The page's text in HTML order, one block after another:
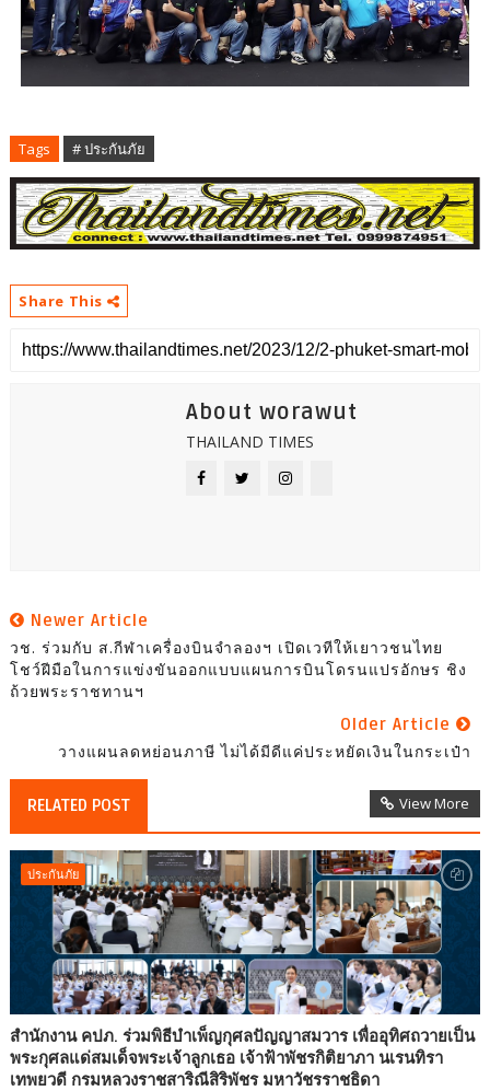
Tags # ประกันภัย
Share This
About worawut
THAILAND TIMES
Newer Article
วช. ร่วมกับ ส.กีฬาเครื่องบินจำลองฯ เปิดเวทีให้เยาวชนไทย
โชว์ฝีมือในการแข่งขันออกแบบแผนการบินโดรนแปรอักษร ชิง
ถ้วยพระราชทานฯ
Older Article
วางแผนลดหย่อนภาษี ไม่ได้มีดีแค่ประหยัดเงินในกระเป๋า
RELATED POST View More
ประกันภัย
สำนักงาน คปภ. ร่วมพิธีบำเพ็ญกุศลปัญญาสมวาร เพื่ออุทิศถวายเป็น
พระกุศลแด่สมเด็จพระเจ้าลูกเธอ เจ้าฟ้าพัชรกิติยาภา นเรนทิรา
เทพยวดี กรมหลวงราชสาริณีสิริพัชร มหาวัชรราชธิดา